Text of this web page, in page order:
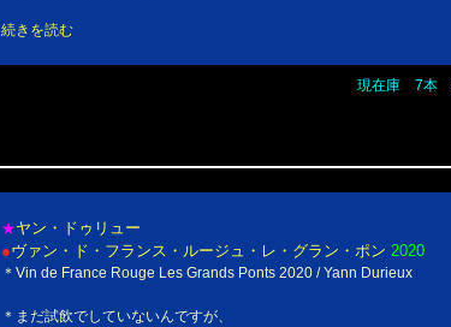
続きを読む
現在庫 7本
★ヤン・ドゥリュー
●ヴァン・ド・フランス・ルージュ・レ・グラン・ポン 2020
＊Vin de France Rouge Les Grands Ponts 2020 / Yann Durieux
＊まだ試飲でしていないんですが、